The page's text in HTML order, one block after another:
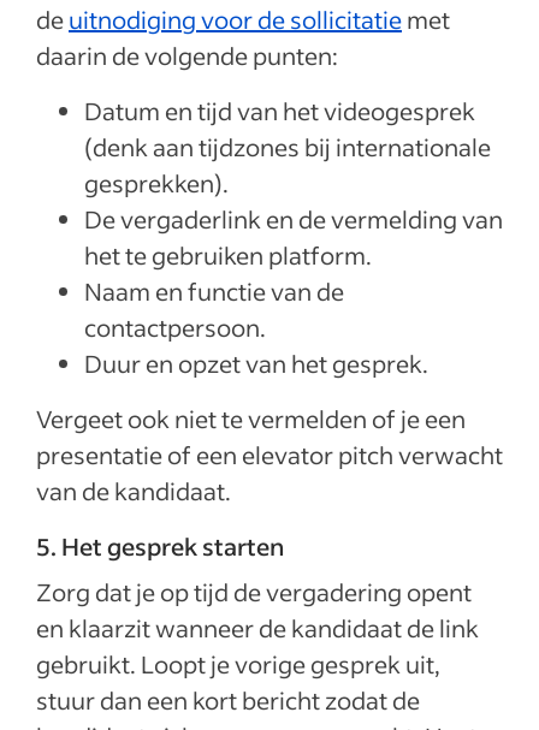
deuitnodiging voor de sollicitatiemet
daarin de volgende punten:
Datum en tijd van het videogesprek
(denk aan tijdzones bij internationale
gesprekken).
De vergaderlink en de vermelding van
het te gebruiken platform.
Naam en functie van de
contactpersoon.
Duur en opzet van het gesprek.
Vergeet ook niet te vermelden of je een
presentatie of een elevator pitch verwacht
van de kandidaat.
5. Het gesprek starten
Zorg dat je op tijd de vergadering opent
en klaarzit wanneer de kandidaat de link
gebruikt. Loopt je vorige gesprek uit,
stuur dan een kort bericht zodat de